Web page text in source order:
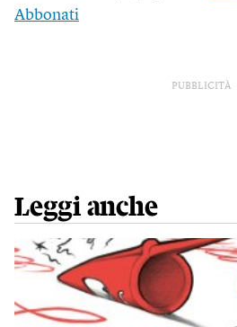
Abbonati
PUBBLICITÀ
Leggi anche